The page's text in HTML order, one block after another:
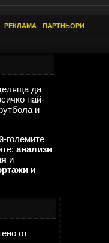
РЕКЛАМА ПАРТНЬОРИ
да
най-
и
големите
анализи
и
и
от